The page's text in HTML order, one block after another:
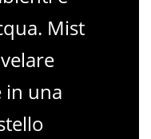
Mist
in una